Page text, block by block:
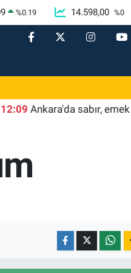
%0.19 14.598,00 %0
Ankara'da sabır, emek ve